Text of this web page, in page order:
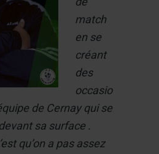
match
en se
créant
des
occasio
de Cernay qui se
sa surface .
qu’on a pas assez